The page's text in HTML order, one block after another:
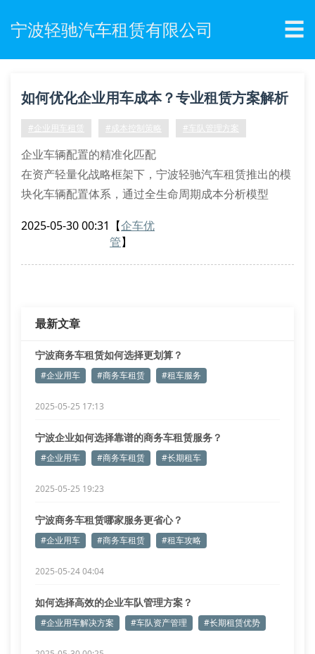
宁波轻驰汽车租赁有限公司 ☰
如何优化企业用车成本？专业租赁方案解析
#企业用车租赁 #成本控制策略 #车队管理方案
企业车辆配置的精准化匹配
在资产轻量化战略框架下，宁波轻驰汽车租赁推出的模
块化车辆配置体系，通过全生命周期成本分析模型
我们的车辆资源池涵盖低排放混合动力商务舱、智能网
2025-05-30 00:31 【企车优
管】
最新文章
宁波商务车租赁如何选择更划算？
#企业用车 #商务车租赁 #租车服务
2025-05-25 17:13
宁波企业如何选择靠谱的商务车租赁服务？
#企业用车 #商务车租赁 #长期租车
2025-05-25 19:23
宁波商务车租赁哪家服务更省心？
#企业用车 #商务车租赁 #租车攻略
2025-05-24 04:04
如何选择高效的企业车队管理方案？
#企业用车解决方案 #车队资产管理 #长期租赁优势